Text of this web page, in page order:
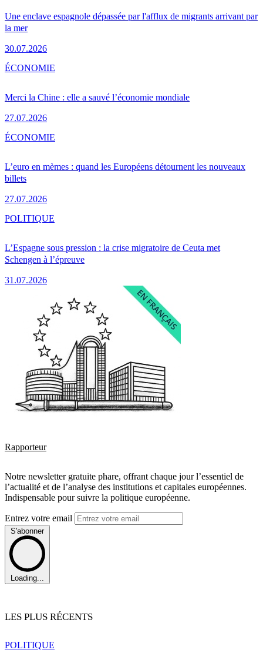
Une enclave espagnole dépassée par l'afflux de migrants arrivant par
la mer
30.07.2026
Merci la Chine : elle a sauvé l’économie mondiale
27.07.2026
ÉCONOMIE
L’euro en mèmes : quand les Européens détournent les nouveaux
billets
27.07.2026
ÉCONOMIE
L’Espagne sous pression : la crise migratoire de Ceuta met
Schengen à l’épreuve
31.07.2026
POLITIQUE
Rapporteur
Notre newsletter gratuite phare, offrant chaque jour l’essentiel de
l’actualité et de l’analyse des institutions et capitales européennes.
Indispensable pour suivre la politique européenne.
Entrez votre email
S'abonner
Loading...
LES PLUS RÉCENTS
POLITIQUE